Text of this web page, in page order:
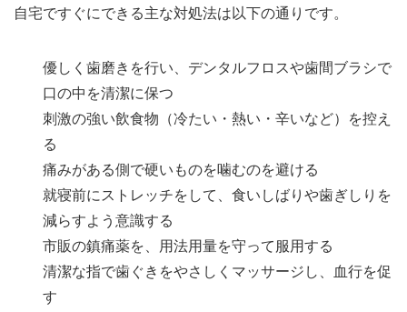
自宅ですぐにできる主な対処法は以下の通りです。
優しく歯磨きを行い、デンタルフロスや歯間ブラシで
口の中を清潔に保つ
刺激の強い飲食物（冷たい・熱い・辛いなど）を控え
る
痛みがある側で硬いものを噛むのを避ける
就寝前にストレッチをして、食いしばりや歯ぎしりを
減らすよう意識する
市販の鎮痛薬を、用法用量を守って服用する
清潔な指で歯ぐきをやさしくマッサージし、血行を促
す